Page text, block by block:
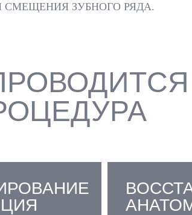
ЗУБНОГО РЯДА.